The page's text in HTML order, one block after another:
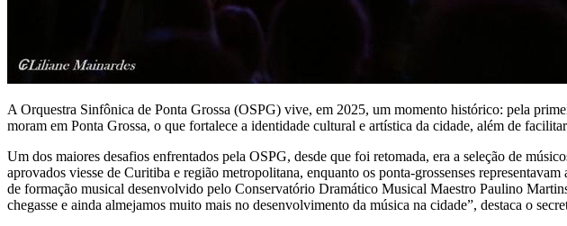
A Orquestra Sinfônica de Ponta Grossa (OSPG) vive, em 2025, um momento histórico: pela
moram em Ponta Grossa, o que fortalece a identidade cultural e artística da cidade, além de
Um dos maiores desafios enfrentados pela OSPG, desde que foi retomada, era a seleção de
aprovados viesse de Curitiba e região metropolitana, enquanto os ponta-grossenses
de formação musical desenvolvido pelo Conservatório Dramático Musical Maestro Paulino
chegasse e ainda almejamos muito mais no desenvolvimento da música na cidade”, destaca o